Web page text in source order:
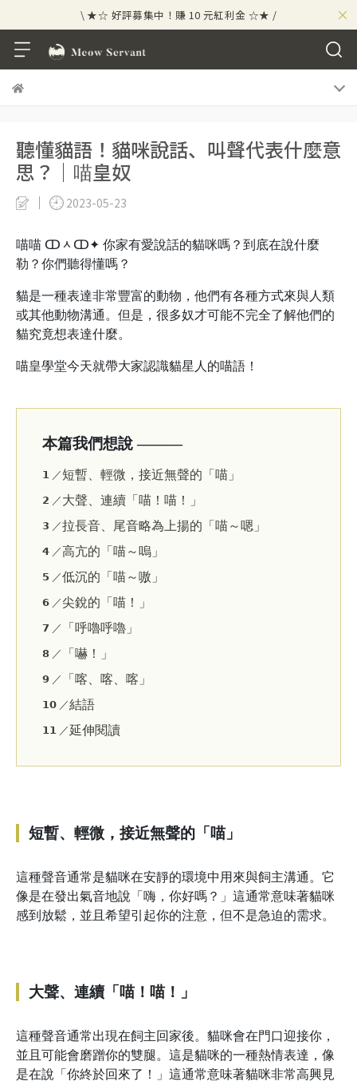
×
\ ★☆ 好評募集中！賺 10 元紅利金 ☆★ /
⟡⣠𝘄𝗲𝗹𝗰𝗼𝗺𝗲 ⁘ 新會員贈 50 元紅利金
\ ★☆ 好評募集中！賺 10 元紅利金 ☆★ /
聽懂貓語！貓咪說話、叫聲代表什麼意
思？｜喵皇奴
2023-05-23
喵喵 ↀᆺↀ✦ 你家有愛說話的貓咪嗎？到底在說什麼
勒？你們聽得懂嗎？
貓是一種表達非常豐富的動物，他們有各種方式來與人類
或其他動物溝通。但是，很多奴才可能不完全了解他們的
貓究竟想表達什麼。
喵皇學堂今天就帶大家認識貓星人的喵語！
本篇我們想說 ———
𝟭 ／短暫、輕微，接近無聲的「喵」
𝟮 ／ 大聲、連續「喵！喵！」
𝟯 ／拉長音、尾音略為上揚的「喵～嗯」
𝟰 ／高亢的「喵～嗚」
𝟱 ／低沉的「喵～嗷」
𝟲 ／ 尖銳的「喵！」
𝟳 ／ 「呼嚕呼嚕」
𝟴 ／ 「嚇！」
𝟵 ／ 「喀、喀、喀」
𝟭𝟬 ／結語
𝟭𝟭 ／延伸閱讀
短暫、輕微，接近無聲的「喵」
這種聲音通常是貓咪在安靜的環境中用來與飼主溝通。它
像是在發出氣音地說「嗨，你好嗎？」這通常意味著貓咪
感到放鬆，並且希望引起你的注意，但不是急迫的需求。
大聲、連續「喵！喵！」
這種聲音通常出現在飼主回家後。貓咪會在門口迎接你，
並且可能會磨蹭你的雙腿。這是貓咪的一種熱情表達，像
是在說「你終於回來了！」這通常意味著貓咪非常高興見